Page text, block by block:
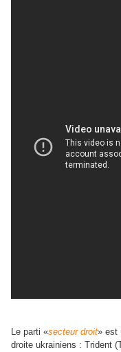
Le parti «secteur droit» est
droite ukrainiens : Trident